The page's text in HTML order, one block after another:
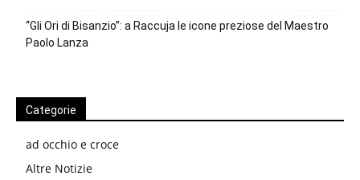
“Gli Ori di Bisanzio”: a Raccuja le icone preziose del Maestro
Paolo Lanza
Categorie
ad occhio e croce
Altre Notizie